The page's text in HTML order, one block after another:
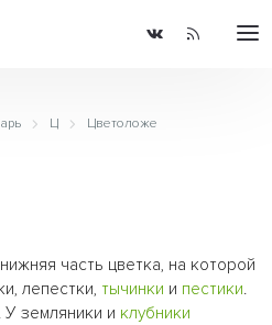
Ц Цветоложе
часть цветка, на которой
лепестки, тычинки и пестики.
земляники и клубники